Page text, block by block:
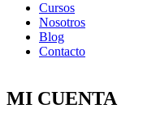
Cursos
Nosotros
Blog
Contacto
MI CUENTA